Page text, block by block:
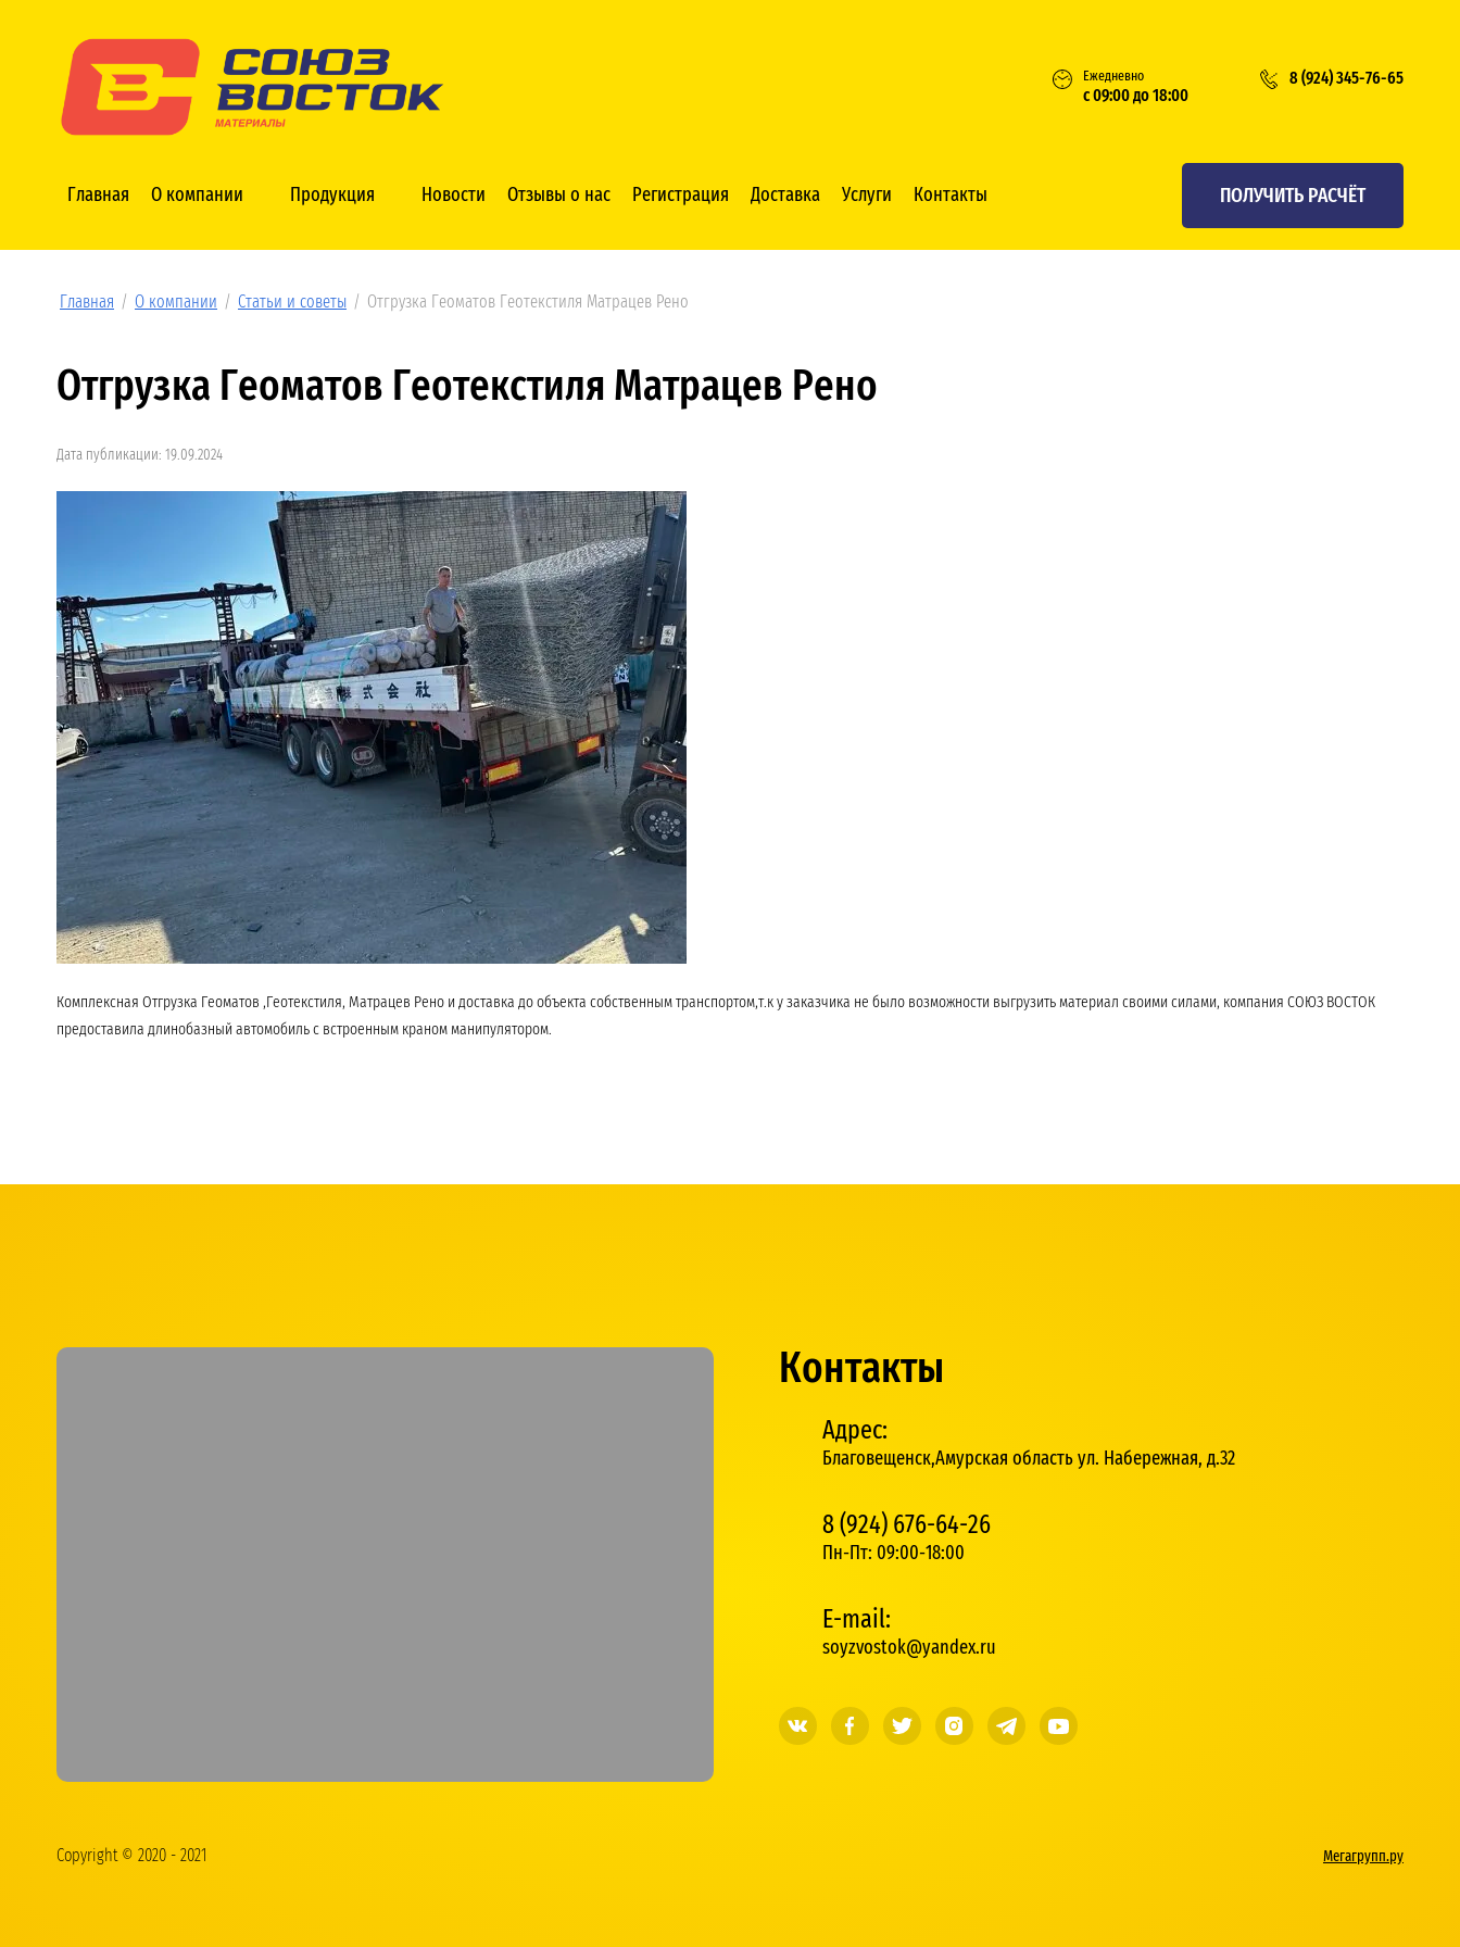
Ежедневно
с 09:00 до 18:00
8 (924) 345-76-65
Главная О компании Продукция Новости Отзывы о нас Регистрация Доставка Услуги Контакты ПОЛУЧИТЬ РАСЧЁТ
Главная / О компании / Статьи и советы / Отгрузка Геоматов Геотекстиля Матрацев Рено
Отгрузка Геоматов Геотекстиля Матрацев Рено
Дата публикации: 19.09.2024
Комплексная Отгрузка Геоматов ,Геотекстиля, Матрацев Рено и доставка до объекта собственным транспортом,т.к у заказчика не было возможности выгрузить материал своими силами, компания СОЮЗ ВОСТОК
предоставила длинобазный автомобиль с встроенным краном манипулятором.
Контакты
Адрес:
Благовещенск,Амурская область ул. Набережная, д.32
8 (924) 676-64-26
Пн-Пт: 09:00-18:00
E-mail:
soyzvostok@yandex.ru
Copyright © 2020 - 2021 Мегагрупп.ру